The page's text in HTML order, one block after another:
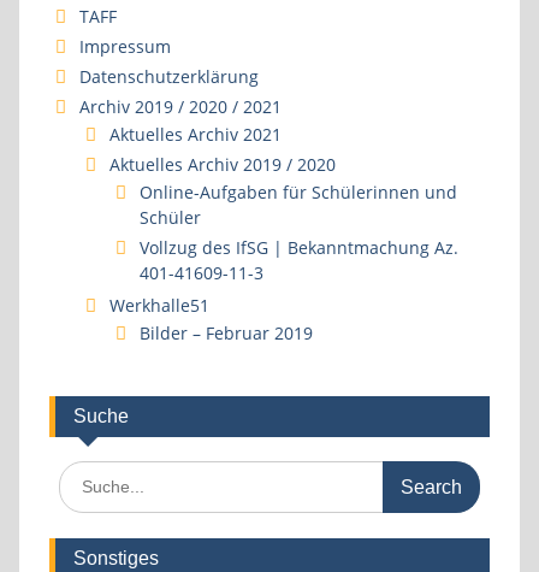
TAFF
Impressum
Datenschutzerklärung
Archiv 2019 / 2020 / 2021
Aktuelles Archiv 2021
Aktuelles Archiv 2019 / 2020
Online-Aufgaben für Schülerinnen und
Schüler
Vollzug des IfSG | Bekanntmachung Az.
401-41609-11-3
Werkhalle51
Bilder – Februar 2019
Suche
Search
for:
Sonstiges